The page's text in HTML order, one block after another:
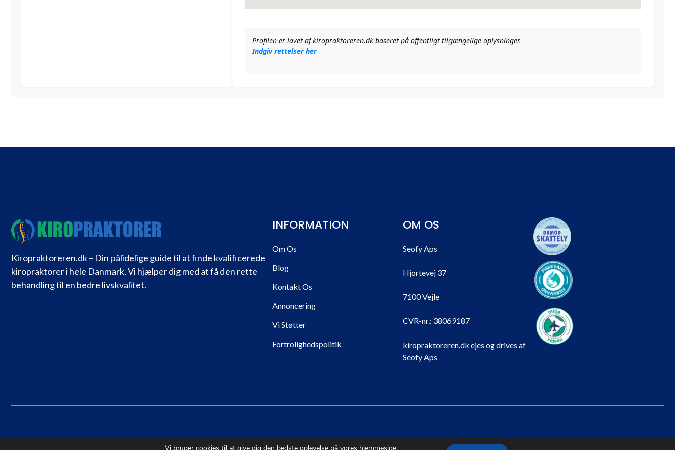
Profilen er lavet af kiropraktoreren.dk baseret på offentligt tilgængelige oplysninger.
Indgiv rettelser her
Kiropraktoreren.dk – Din pålidelige guide til at finde kvalificerede
kiropraktorer i hele Danmark. Vi hjælper dig med at få den rette
behandling til en bedre livskvalitet.
INFORMATION
Om Os
Blog
Kontakt Os
Annoncering
Vi Støtter
Fortrolighedspolitik
OM OS
Seofy Aps
Hjortevej 37
7100 Vejle
CVR-nr.: 38069187
kiropraktoreren.dk ejes og drives af
Seofy Aps